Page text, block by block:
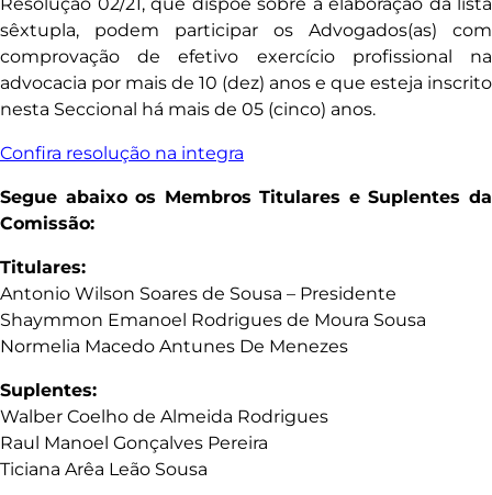
sêxtupla, podem participar os Advogados(as) com
comprovação de efetivo exercício profissional na
advocacia por mais de 10 (dez) anos e que esteja inscrito
nesta Seccional há mais de 05 (cinco) anos.
Confira resolução na integra
Segue abaixo os Membros Titulares e Suplentes da
Comissão:
Titulares:
Antonio Wilson Soares de Sousa – Presidente
Shaymmon Emanoel Rodrigues de Moura Sousa
Normelia Macedo Antunes De Menezes
Suplentes:
Walber Coelho de Almeida Rodrigues
Raul Manoel Gonçalves Pereira
Ticiana Arêa Leão Sousa